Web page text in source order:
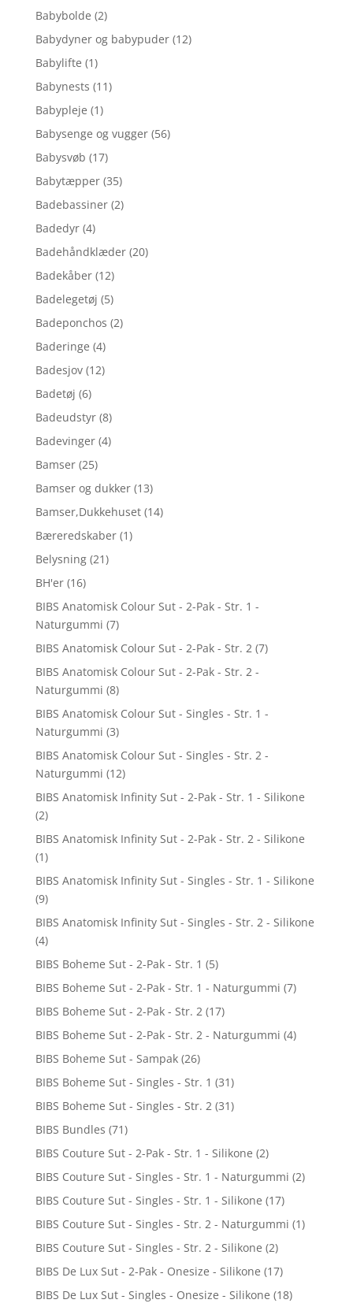
Babybolde (2)
Babydyner og babypuder (12)
Babylifte (1)
Babynests (11)
Babypleje (1)
Babysenge og vugger (56)
Babysvøb (17)
Babytæpper (35)
Badebassiner (2)
Badedyr (4)
Badehåndklæder (20)
Badekåber (12)
Badelegetøj (5)
Badeponchos (2)
Baderinge (4)
Badesjov (12)
Badetøj (6)
Badeudstyr (8)
Badevinger (4)
Bamser (25)
Bamser og dukker (13)
Bamser,Dukkehuset (14)
Bæreredskaber (1)
Belysning (21)
BH'er (16)
BIBS Anatomisk Colour Sut - 2-Pak - Str. 1 -
Naturgummi (7)
BIBS Anatomisk Colour Sut - 2-Pak - Str. 2 (7)
BIBS Anatomisk Colour Sut - 2-Pak - Str. 2 -
Naturgummi (8)
BIBS Anatomisk Colour Sut - Singles - Str. 1 -
Naturgummi (3)
BIBS Anatomisk Colour Sut - Singles - Str. 2 -
Naturgummi (12)
BIBS Anatomisk Infinity Sut - 2-Pak - Str. 1 - Silikone
(2)
BIBS Anatomisk Infinity Sut - 2-Pak - Str. 2 - Silikone
(1)
BIBS Anatomisk Infinity Sut - Singles - Str. 1 - Silikone
(9)
BIBS Anatomisk Infinity Sut - Singles - Str. 2 - Silikone
(4)
BIBS Boheme Sut - 2-Pak - Str. 1 (5)
BIBS Boheme Sut - 2-Pak - Str. 1 - Naturgummi (7)
BIBS Boheme Sut - 2-Pak - Str. 2 (17)
BIBS Boheme Sut - 2-Pak - Str. 2 - Naturgummi (4)
BIBS Boheme Sut - Sampak (26)
BIBS Boheme Sut - Singles - Str. 1 (31)
BIBS Boheme Sut - Singles - Str. 2 (31)
BIBS Bundles (71)
BIBS Couture Sut - 2-Pak - Str. 1 - Silikone (2)
BIBS Couture Sut - Singles - Str. 1 - Naturgummi (2)
BIBS Couture Sut - Singles - Str. 1 - Silikone (17)
BIBS Couture Sut - Singles - Str. 2 - Naturgummi (1)
BIBS Couture Sut - Singles - Str. 2 - Silikone (2)
BIBS De Lux Sut - 2-Pak - Onesize - Silikone (17)
BIBS De Lux Sut - Singles - Onesize - Silikone (18)